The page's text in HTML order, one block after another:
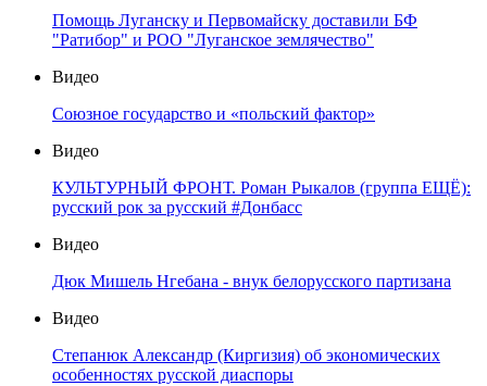
Помощь Луганску и Первомайску доставили БФ
"Ратибор" и РОО "Луганское землячество"
Видео
Союзное государство и «польский фактор»
Видео
КУЛЬТУРНЫЙ ФРОНТ. Роман Рыкалов (группа ЕЩЁ):
русский рок за русский #Донбасс
Видео
Дюк Мишель Нгебана - внук белорусского партизана
Видео
Степанюк Александр (Киргизия) об экономических
особенностях русской диаспоры